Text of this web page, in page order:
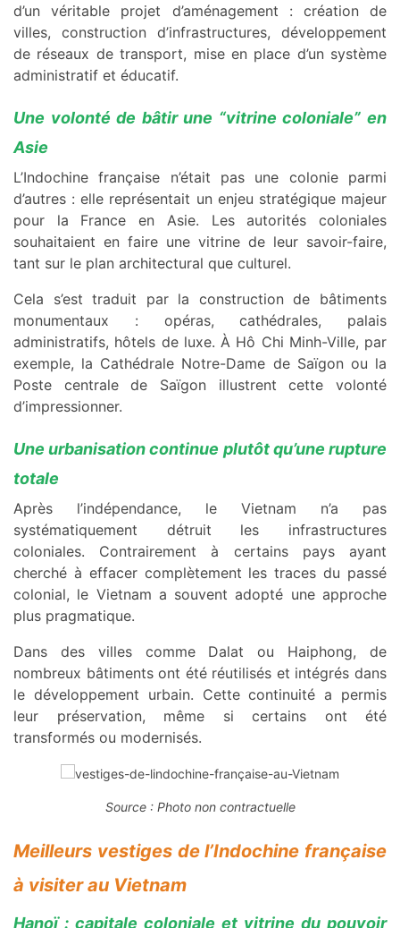
d’un véritable projet d’aménagement : création de
villes, construction d’infrastructures, développement
de réseaux de transport, mise en place d’un système
administratif et éducatif.
Une volonté de bâtir une “vitrine coloniale” en
Asie
L’Indochine française n’était pas une colonie parmi
d’autres : elle représentait un enjeu stratégique majeur
pour la France en Asie. Les autorités coloniales
souhaitaient en faire une vitrine de leur savoir-faire,
tant sur le plan architectural que culturel.
Cela s’est traduit par la construction de bâtiments
monumentaux : opéras, cathédrales, palais
administratifs, hôtels de luxe. À Hô Chi Minh-Ville, par
exemple, la Cathédrale Notre-Dame de Saïgon ou la
Poste centrale de Saïgon illustrent cette volonté
d’impressionner.
Une urbanisation continue plutôt qu’une rupture
totale
Après l’indépendance, le Vietnam n’a pas
systématiquement détruit les infrastructures
coloniales. Contrairement à certains pays ayant
cherché à effacer complètement les traces du passé
colonial, le Vietnam a souvent adopté une approche
plus pragmatique.
Dans des villes comme Dalat ou Haiphong, de
nombreux bâtiments ont été réutilisés et intégrés dans
le développement urbain. Cette continuité a permis
leur préservation, même si certains ont été
transformés ou modernisés.
Source : Photo non contractuelle
Meilleurs vestiges de l’Indochine française
à visiter au Vietnam
Hanoï : capitale coloniale et vitrine du pouvoir